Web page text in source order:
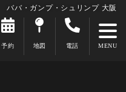
ババ・ガンプ・シュリンプ 大阪
予約 地図 電話